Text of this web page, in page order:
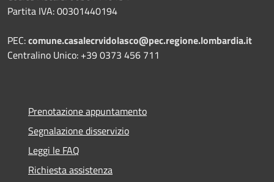
Partita IVA: 00301440194
PEC:comune.casalecrvidolasco@pec.regione.lombardia.it
Centralino Unico: +39 0373 456 711
Prenotazione appuntamento
Segnalazione disservizio
Leggi le FAQ
Richiesta assistenza